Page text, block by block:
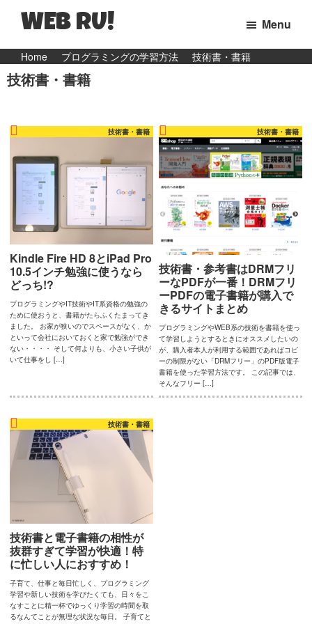
Skip
to
Skip
to
WEB RU!
マ
マ
WEB
ン
ニ
ア
の
日
常
と
ウ
ェ
ブ
制
作
ろ
い
ウ
ェ
ブ
っ
て
Menu
Home プログラミングの学習方法 技術書・書籍
技術書・書籍
技術書・書籍
Kindle Fire HD 8とiPad Pro
10.5インチ勉強に使うなら
どっち!?
プログラミングやIT技術やIT系資格の勉強の
ために使おうと、書籍がたらふくたまってき
ました。 お家が狭いのでスペースがなく、か
といって会社においておくと家で勉強ができ
ない・・・・ そして何よりも、小さい子供が
いて仕事をし […]
技術書・書籍
技術書・参考書はDRMフリ
ーなPDFが一番！DRMフリ
ーPDFの電子書籍が購入で
きるサイトまとめ
プログラミングやWEB系の技術を書籍を使っ
て学習しようとするときにオススメしたいの
が、購入者本人が利用する範囲であればコピ
ーの制限がない「DRMフリー」のPDF版電子
書籍を使った学習方法です。 この記事では、
そんなフリー […]
技術書・書籍
技術書と電子書籍の相性が
抜群すぎて学習が快適！特
に忙しい人におすすめ！
子育て、仕事と毎日忙しく、プログラミング
学習や新しい技術を学びたくても、日々をこ
なすことに精一杯でゆっくり学習の時間を取
るなんてことが無理な状況な毎日。 子育てと